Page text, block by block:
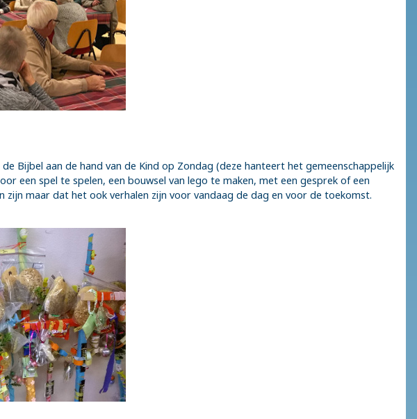
Bijbel aan de hand van de Kind op Zondag (deze hanteert het gemeenschappelijk
een spel te spelen, een bouwsel van lego te maken, met een gesprek of een
maar dat het ook verhalen zijn voor vandaag de dag en voor de toekomst.